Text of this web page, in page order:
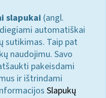
slapukai (angl.
automatiškai
sutikimas. Taip pat
naudojimu. Savo
pakeisdami
ir ištrindami
Slapukų